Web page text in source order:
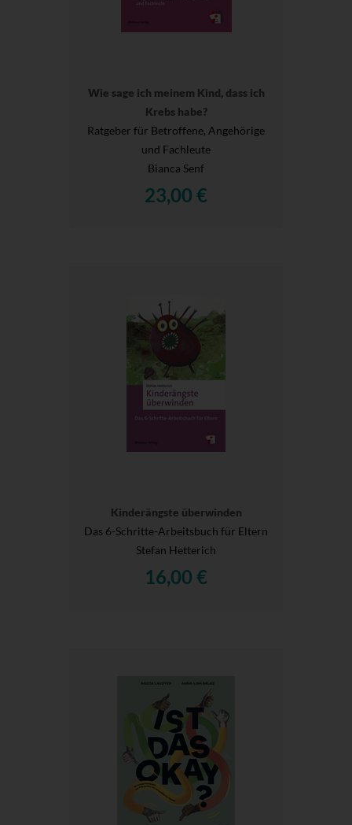
Wie sage ich meinem Kind, dass ich
Krebs habe?
Ratgeber für Betroffene, Angehörige
und Fachleute
Bianca Senf
23,00 €
Kinderängste überwinden
Das 6-Schritte-Arbeitsbuch für Eltern
Stefan Hetterich
16,00 €